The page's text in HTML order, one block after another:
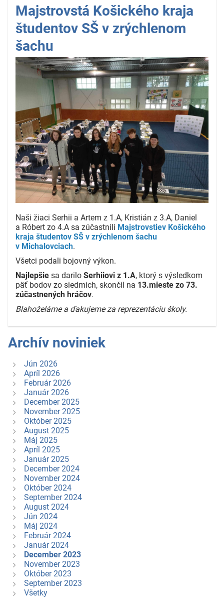
Majstrovstá Košického kraja
študentov SŠ v zrýchlenom
šachu
Naši žiaci Serhii a Artem z 1.A, Kristián z 3.A, Daniel
a Róbert zo 4.A sa zúčastnili Majstrovstiev Košického
kraja študentov SŠ v zrýchlenom šachu
v Michalovciach.
Všetci podali bojovný výkon.
Najlepšie sa darilo Serhiiovi z 1.A, ktorý s výsledkom
päť bodov zo siedmich, skončil na 13.mieste zo 73.
zúčastnených hráčov.
Blahoželáme a ďakujeme za reprezentáciu školy.
Archív noviniek
Jún 2026
Apríl 2026
Február 2026
Január 2026
December 2025
November 2025
Október 2025
August 2025
Máj 2025
Apríl 2025
Január 2025
December 2024
November 2024
Október 2024
September 2024
August 2024
Jún 2024
Máj 2024
Február 2024
Január 2024
December 2023
November 2023
Október 2023
September 2023
Všetky